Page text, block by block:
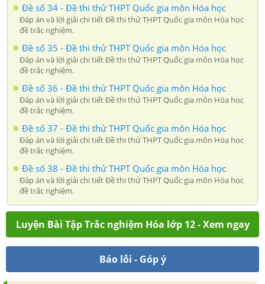
Đề số 34 - Đề thi thử THPT Quốc gia môn Hóa học
Đáp án và lời giải chi tiết Đề thi thử THPT Quốc gia môn Hóa học
đề trắc nghiệm.
Đề số 35 - Đề thi thử THPT Quốc gia môn Hóa học
Đáp án và lời giải chi tiết Đề thi thử THPT Quốc gia môn Hóa học
đề trắc nghiệm.
Đề số 36 - Đề thi thử THPT Quốc gia môn Hóa học
Đáp án và lời giải chi tiết Đề thi thử THPT Quốc gia môn Hóa học
đề trắc nghiệm.
Đề số 37 - Đề thi thử THPT Quốc gia môn Hóa học
Đáp án và lời giải chi tiết Đề thi thử THPT Quốc gia môn Hóa học
đề trắc nghiệm.
Đề số 38 - Đề thi thử THPT Quốc gia môn Hóa học
Đáp án và lời giải chi tiết Đề thi thử THPT Quốc gia môn Hóa học
đề trắc nghiệm.
Luyện Bài Tập Trắc nghiệm Hóa lớp 12 - Xem ngay
Báo lỗi - Góp ý